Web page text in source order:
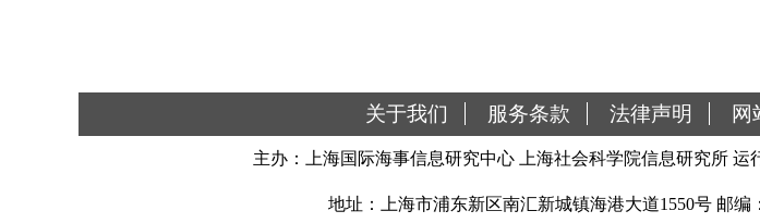
关于我们 服务条款 法律声明 网
主办：上海国际海事信息研究中心 上海社会科学院信息研究所 运
地址：上海市浦东新区南汇新城镇海港大道1550号 邮编